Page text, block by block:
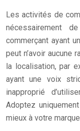
Les activités de
nécessairement
commerçant ayant
peut n’avoir aucune
la localisation, par
ayant une voix
inapproprié
Adoptez
mieux à votre